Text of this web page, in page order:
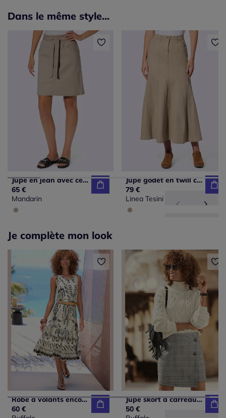
Dans le même style...
Jupe en jean avec ceinture à nouer et poches
65 €
Mandarin
Jupe godet en twill cinq poches pour femme
79 €
Linea Tesini
Je complète mon look
Robe à volants encolure ronde avec imprimé unique
60 €
Jupe skort à carreaux avec boutons décoratifs sur le devant
50 €